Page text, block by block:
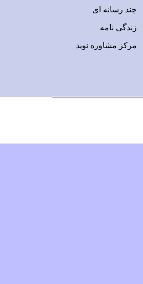
چند رسانه ای
زندگی نامه
مرکز مشاوره نوید